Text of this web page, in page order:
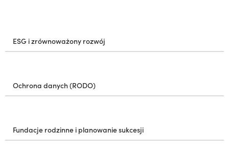
ESG i zrównoważony rozwój
Ochrona danych (RODO)
Fundacje rodzinne i planowanie sukcesji